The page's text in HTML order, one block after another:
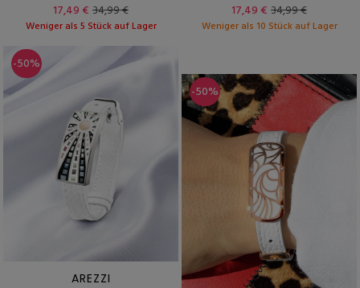
17,49 € 34,99 €
Weniger als 5 Stück auf Lager
17,49 € 34,99 €
Weniger als 10 Stück auf Lager
-50%
AREZZI
-50%